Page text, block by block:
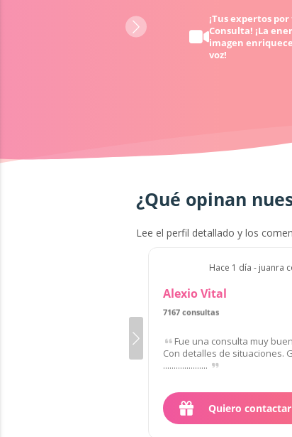
Obtén ayuda 24/7 - cuando
¡Tus expertos
Consulta! ¡La
imagen
voz!
¿Qué opinan
Lee el perfil detallado y los
Hace 1 día - juanra
Alexio Vital
7167 consultas
de 37 clientes
Fue una consulta muy
Con detalles de situaciones.
.....................
Quiero